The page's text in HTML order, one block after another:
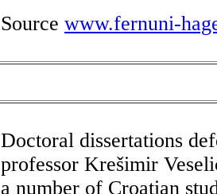
Source www.fernuni-
Doctoral dissertations
professor Krešimir
a number of Croatian